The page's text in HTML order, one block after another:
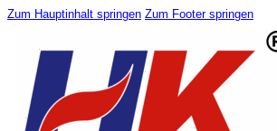
Zum Hauptinhalt springen Zum Footer springen